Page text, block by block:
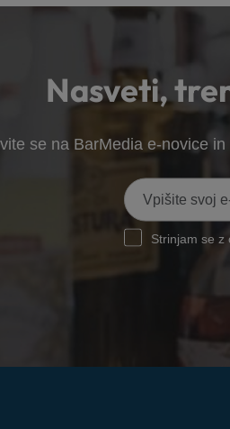
Nasveti,
se na BarMedia e-novice
Strinjam se z